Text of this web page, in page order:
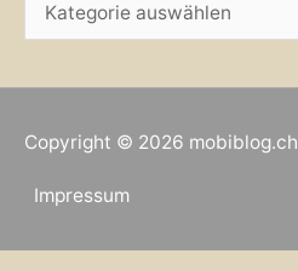
a
g
Copyright © 2026 mobiblog.ch
Impressum